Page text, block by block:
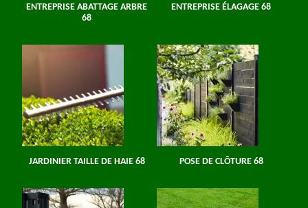
ENTREPRISE ABATTAGE ARBRE
68
ENTREPRISE ÉLAGAGE 68
JARDINIER TAILLE DE HAIE 68 POSE DE CLÔTURE 68